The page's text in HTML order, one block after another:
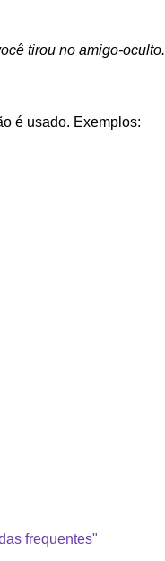
tirou no amigo-oculto.
é usado. Exemplos:
frequentes"